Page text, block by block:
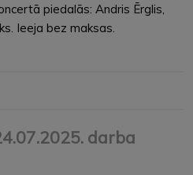
piedalās: Andris Ērglis,
Ieeja bez maksas.
darba